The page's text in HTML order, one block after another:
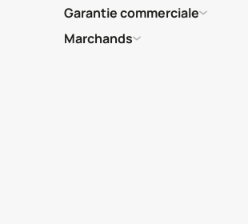
Garantie commerciale
Marchands